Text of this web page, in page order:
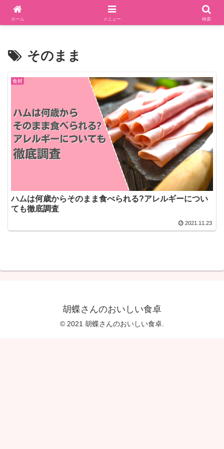
食べることが大好きな主婦ブログ
そのまま
食材
ハムは何歳からそのまま食べられる?アレルギーについ
ても徹底調査
2021.11.23
胡蝶さんのおいしい食卓
© 2021 胡蝶さんのおいしい食卓.
ホーム メニュー 検索